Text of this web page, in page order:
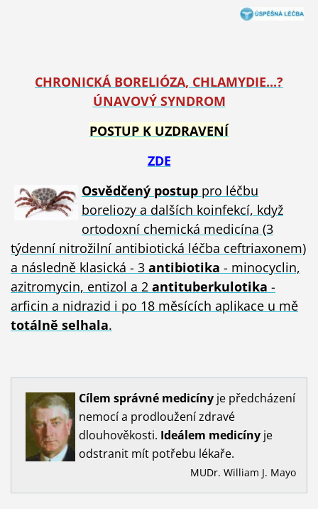
CHRONICKÁ BORELIÓZA, CHLAMYDIE...?
ÚNAVOVÝ SYNDROM
POSTUP K UZDRAVENÍ
ZDE
Osvědčený postuppro léčbu
boreliozy a dalších koinfekcí, když
ortodoxní chemická medicína (3
týdenní nitrožilní antibiotická léčba ceftriaxonem)
a následně klasická - 3 antibiotika - minocyclin,
azitromycin, entizol a 2 antituberkulotika -
arficin a nidrazid i po 18 měsících aplikace u mě
totálně selhala.
Cílem správné medicíny je předcházení
nemocí a prodloužení zdravé
dlouhověkosti. Ideálem medicínyje
odstranit mít potřebu lékaře.
MUDr. William J. Mayo